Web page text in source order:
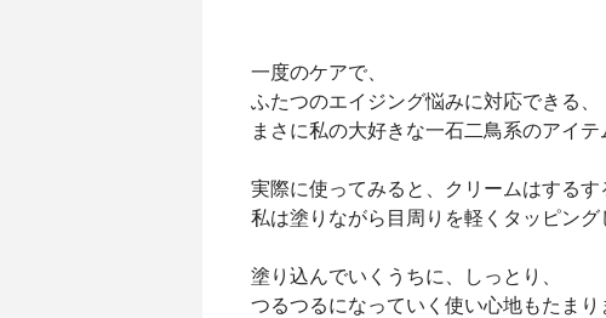
一度のケアで、
ふたつのエイジング悩みに対応できる、
まさに私の大好きな一石二鳥系のアイテ
実際に使ってみると、クリームはする
私は塗りながら目周りを軽くタッピング
塗り込んでいくうちに、しっとり、
つるつるになっていく使い心地もたまり